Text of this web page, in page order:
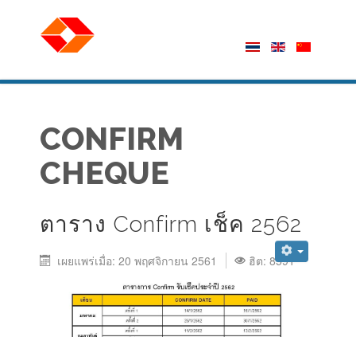
CONFIRM
CHEQUE
ตาราง Confirm เช็ค 2562
เผยแพร่เมื่อ: 20 พฤศจิกายน 2561 ฮิต: 8591